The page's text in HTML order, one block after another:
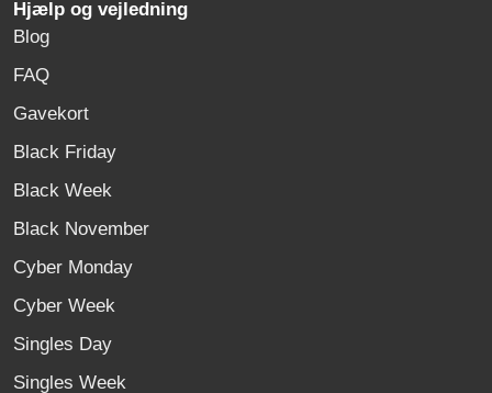
Hjælp og vejledning
Blog
FAQ
Gavekort
Black Friday
Black Week
Black November
Cyber Monday
Cyber Week
Singles Day
Singles Week